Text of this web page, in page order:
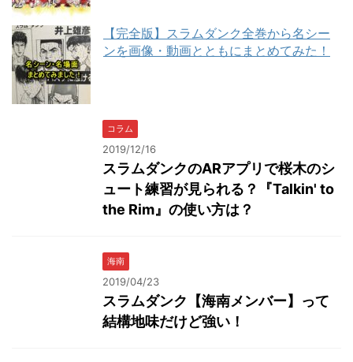
【完全版】スラムダンク全巻から名シー
ンを画像・動画とともにまとめてみた！
コラム
2019/12/16
スラムダンクのARアプリで桜木のシ
ュート練習が見られる？『Talkin' to
the Rim』の使い方は？
海南
2019/04/23
スラムダンク【海南メンバー】って
結構地味だけど強い！